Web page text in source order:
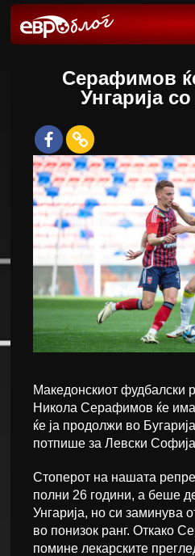
Серафимов
Унгарија
Македонскиот фудбалски
Никола Серафимов ќе има
ќе ја продолжи во
потпише за Левски
Стоперот на нашата
полни 26 години, а беше
Унгарија, но си заминува
во понизок ранг. Откако
помине лекарските